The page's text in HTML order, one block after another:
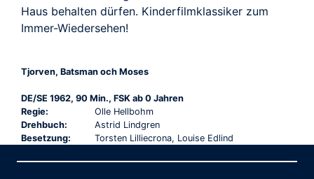
Haus behalten dürfen. Kinderfilmklassiker zum
Immer-Wiedersehen!
Tjorven, Batsman och Moses
DE/SE 1962, 90 Min., FSK ab 0 Jahren
Regie:
Olle Hellbohm
Drehbuch:
Astrid Lindgren
Besetzung:
Torsten Lilliecrona, Louise Edlind